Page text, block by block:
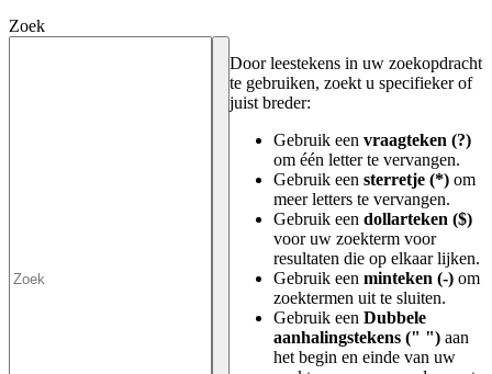
Zoek
Door leestekens in uw zoekopdracht
te gebruiken, zoekt u specifieker of
juist breder:
Gebruik een vraagteken (?)
om één letter te vervangen.
Gebruik een sterretje (*) om
meer letters te vervangen.
Gebruik een dollarteken ($)
voor uw zoekterm voor
resultaten die op elkaar lijken.
Gebruik een minteken (-) om
zoektermen uit te sluiten.
Gebruik een Dubbele
aanhalingstekens (" ") aan
het begin en einde van uw